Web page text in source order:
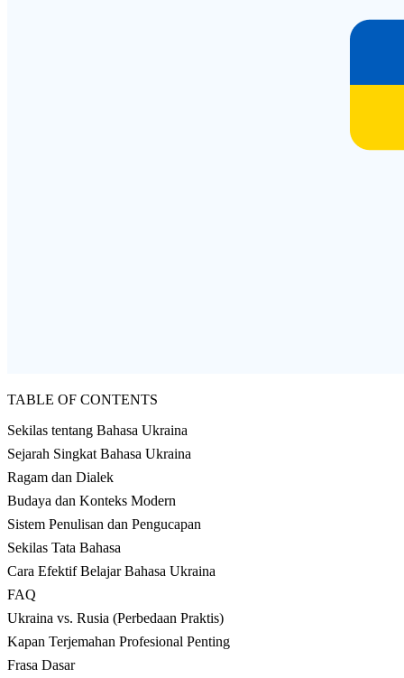
TABLE OF CONTENTS
Sekilas tentang Bahasa Ukraina
Sejarah Singkat Bahasa Ukraina
Ragam dan Dialek
Budaya dan Konteks Modern
Sistem Penulisan dan Pengucapan
Sekilas Tata Bahasa
Cara Efektif Belajar Bahasa Ukraina
FAQ
Ukraina vs. Rusia (Perbedaan Praktis)
Kapan Terjemahan Profesional Penting
Frasa Dasar